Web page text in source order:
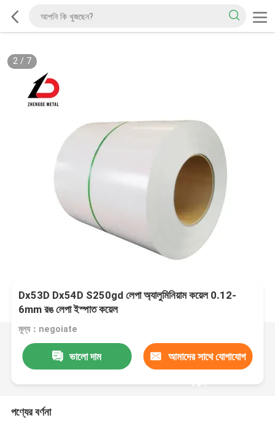
2/ 7
Dx53D Dx54D S250gd লেপা অ্যালুমিনিয়াম কয়েল 0.12-
6mm রঙ লেপা ইস্পাত কয়েল
মূল্য：negoiate
ভালো দাম আমাদের সাথে যোগাযোগ
করুন
পণ্যের বর্ণনা